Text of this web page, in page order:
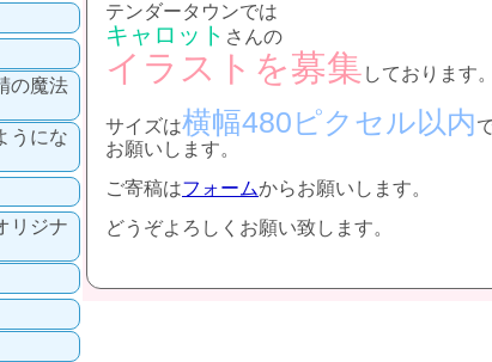
の魔法
うにな
リジナ
テンダータウンでは
キャロット さんの
イラストを募集 しております。
サイズは横幅480ピクセル以内
お願いします。
ご寄稿はフォームからお願いします。
どうぞよろしくお願い致します。